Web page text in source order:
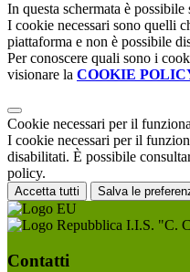
In questa schermata è
I cookie necessari sono quelli
piattaforma e non è possibile
Per conoscere quali sono i
visionare la COOKIE
Cookie necessari per il
I cookie necessari per il
disabilitati. È possibile
policy.
Accetta tutti Salva le
I.I.S. "C.
Contatti